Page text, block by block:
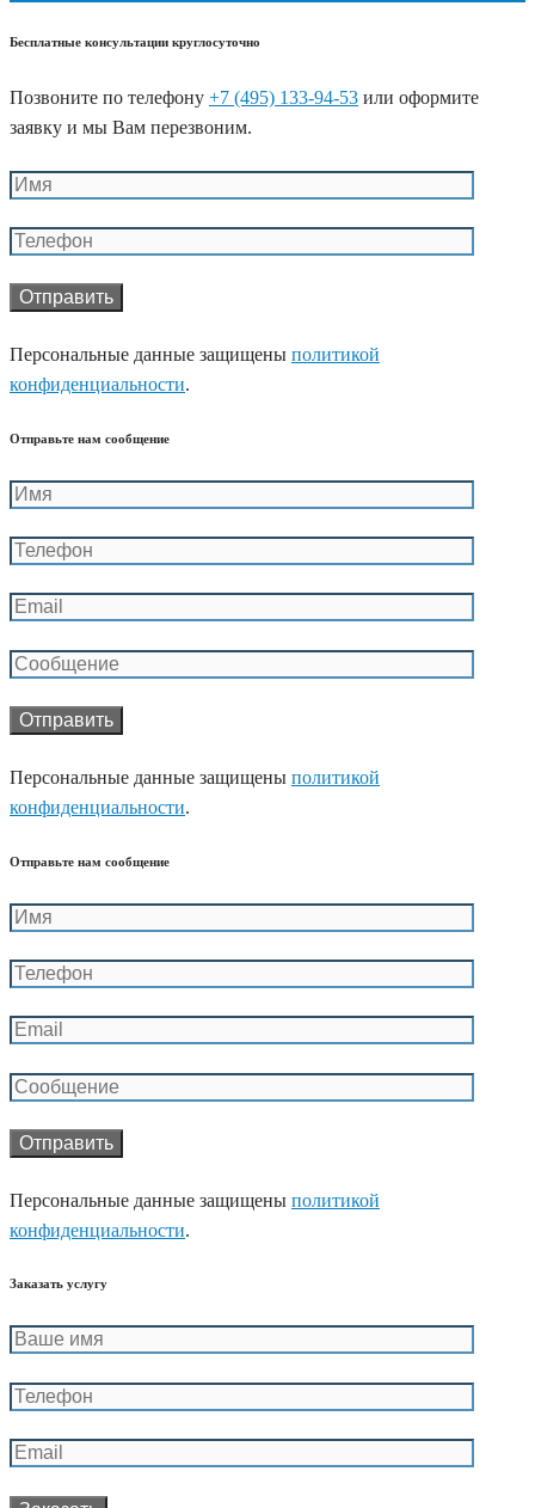
Бесплатные консультации круглосуточно
Позвоните по телефону +7 (495) 133-94-53 или оформите
заявку и мы Вам перезвоним.
Персональные данные защищены политикой
конфиденциальности.
Отправьте нам сообщение
Персональные данные защищены политикой
конфиденциальности.
Отправьте нам сообщение
Персональные данные защищены политикой
конфиденциальности.
Заказать услугу